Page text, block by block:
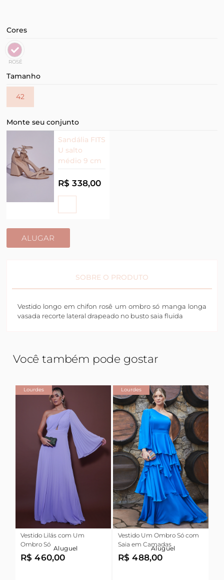
Cores
ROSÊ
Tamanho
42
Monte seu conjunto
Sandália FITS
U salto
médio 9 cm
R$ 338,00
ALUGAR
SOBRE O PRODUTO
Vestido longo em chifon rosê um ombro só manga longa
vasada recorte lateral drapeado no busto saia fluida
Você também pode gostar
Lourdes
Vestido Lilás com Um
Ombro Só
Aluguel
R$ 460,00
Lourdes
Vestido Um Ombro Só com
Saia em Camadas
Aluguel
R$ 488,00